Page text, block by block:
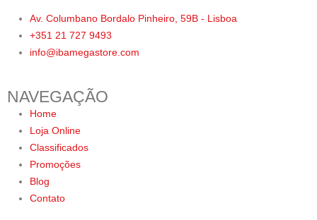
Av. Columbano Bordalo Pinheiro, 59B - Lisboa
+351 21 727 9493
info@ibamegastore.com
NAVEGAÇÃO
Home
Loja Online
Classificados
Promoções
Blog
Contato